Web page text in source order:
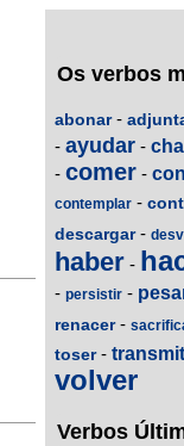
Os verbos
abonar-
- ayudar -
- comer -
contemplar -
descargar-
haber -
- persistir -
renacer-
toser-
volver
Verbos